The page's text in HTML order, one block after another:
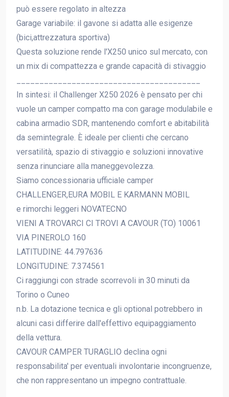
può essere regolato in altezza
Garage variabile: il gavone si adatta alle esigenze
(bici,attrezzatura sportiva)
Questa soluzione rende l'X250 unico sul mercato, con
un mix di compattezza e grande capacità di stivaggio
In sintesi: il Challenger X250 2026 è pensato per chi
vuole un camper compatto ma con garage modulabile e
cabina armadio SDR, mantenendo comfort e abitabilità
da semintegrale. È ideale per clienti che cercano
versatilità, spazio di stivaggio e soluzioni innovative
senza rinunciare alla maneggevolezza.
Siamo concessionaria ufficiale camper
CHALLENGER,EURA MOBIL E KARMANN MOBIL
e rimorchi leggeri NOVATECNO
VIENI A TROVARCI CI TROVI A CAVOUR (TO) 10061
VIA PINEROLO 160
LATITUDINE: 44.797636
LONGITUDINE: 7.374561
Ci raggiungi con strade scorrevoli in 30 minuti da
Torino o Cuneo
n.b. La dotazione tecnica e gli optional potrebbero in
alcuni casi differire dall'effettivo equipaggiamento
della vettura.
CAVOUR CAMPER TURAGLIO declina ogni
responsabilita' per eventuali involontarie incongruenze,
che non rappresentano un impegno contrattuale.